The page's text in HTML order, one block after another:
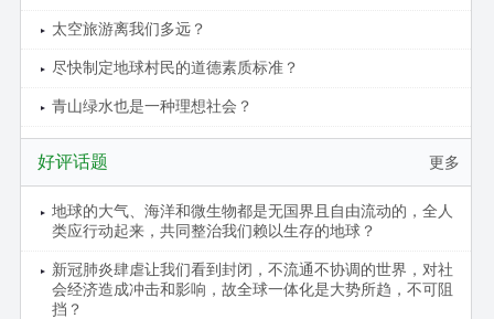
太空旅游离我们多远？
尽快制定地球村民的道德素质标准？
青山绿水也是一种理想社会？
更多
好评话题
地球的大气、海洋和微生物都是无国界且自由流动的，全人
类应行动起来，共同整治我们赖以生存的地球？
新冠肺炎肆虐让我们看到封闭，不流通不协调的世界，对社
会经济造成冲击和影响，故全球一体化是大势所趋，不可阻
挡？